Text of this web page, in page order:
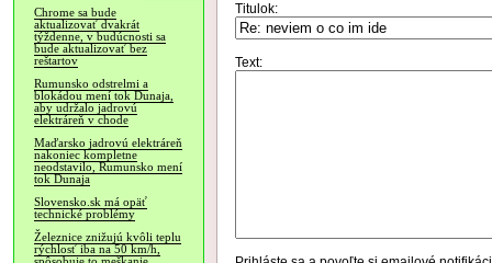
Chrome sa bude
aktualizovať dvakrát
týždenne, v budúcnosti sa
bude aktualizovať bez
reštartov
Rumunsko odstrelmi a
blokádou mení tok Dunaja,
aby udržalo jadrovú
elektráreň v chode
Maďarsko jadrovú elektráreň
nakoniec kompletne
neodstavilo, Rumunsko mení
tok Dunaja
Slovensko.sk má opäť
technické problémy
Železnice znižujú kvôli teplu
rýchlosť iba na 50 km/h,
Titulok:
Text: